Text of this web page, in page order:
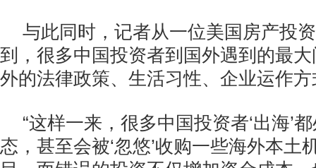
与此同时，记者从一位美国房产投
到，很多中国投资者到国外遇到的最
外的法律政策、生活习性、企业运作
“这样一来，很多中国投资者‘出海’
态，甚至会被‘忽悠’收购一些海外本土